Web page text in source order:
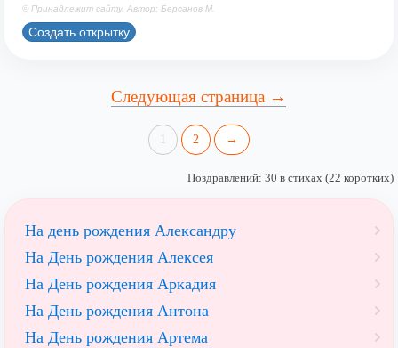
© Принадлежит сайту. Автор: Берсанов М.
Создать открытку
Следующая страница →
1 2 →
Поздравлений: 30 в стихах (22 коротких)
На день рождения Александру
На День рождения Алексея
На День рождения Аркадия
На День рождения Антона
На День рождения Артема